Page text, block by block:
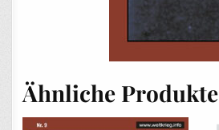
Ähnliche Produkte